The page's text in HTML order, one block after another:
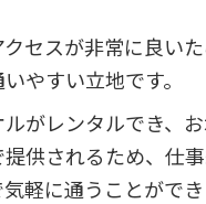
セスが非常に良い
やすい立地です。
がレンタルでき、
供されるため、仕
軽に通うことができ